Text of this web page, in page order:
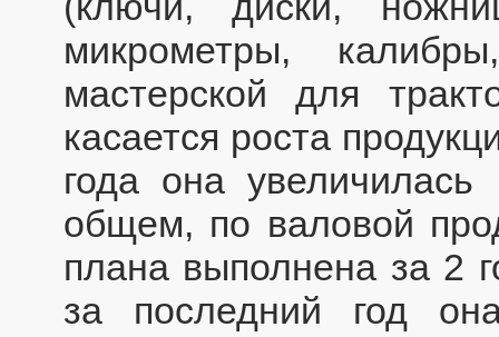
микрометры,
мастерской для
касается роста
года она
общем, по валовой
плана выполнена за 2
за последний год